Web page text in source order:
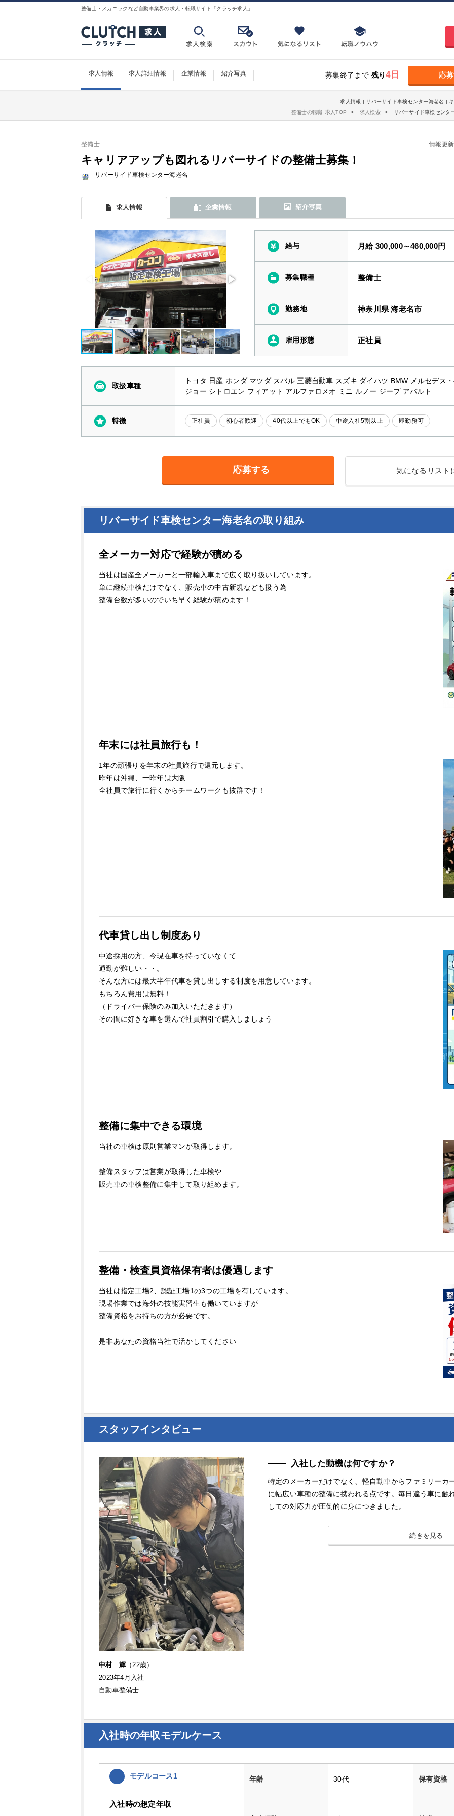
整備士・メカニックなど自動車業界の求人・転職サイト「クラッチ求人」
求人情報 求人詳細情報 企業情報 紹介写真 応
募集終了まで 残り4日
求人情報 | リバーサイド車検センター海老名 |
整備士の転職･求人TOP
求人検索 リバーサイド車検センタ
情報更
整備士
キャリアアップも図れるリバーサイドの整備士募集！
リバーサイド車検センター海老名
給与 月給 300,000～460,000円
募集職種 整備士
勤務地 神奈川県 海老名市
雇用形態 正社員
取扱車種
トヨタ 日産 ホンダ マツダ スバル 三菱自動車 スズキ ダイハツ BMW メルセデス
ジョー シトロエン フィアット アルファロメオ ミニ ルノー ジープ アバルト
特徴 正社員 初心者歓迎 40代以上でもOK 中途入社5割以上 即勤務可
応募する 気になるリスト
リバーサイド車検センター海老名の取り組み
全メーカー対応で経験が積める
当社は国産全メーカーと一部輸入車まで広く取り扱いしています。
単に継続車検だけでなく、販売車の中古新規なども扱う為
整備台数が多いのでいち早く経験が積めます！
年末には社員旅行も！
1年の頑張りを年末の社員旅行で還元します。
昨年は沖縄、一昨年は大阪
全社員で旅行に行くからチームワークも抜群です！
代車貸し出し制度あり
中途採用の方、今現在車を持っていなくて
通勤が難しい・・。
そんな方には最大半年代車を貸し出しする制度を用意しています。
もちろん費用は無料！
（ドライバー保険のみ加入いただきます）
その間に好きな車を選んで社員割引で購入しましょう
整備に集中できる環境
当社の車検は原則営業マンが取得します。
整備スタッフは営業が取得した車検や
販売車の車検整備に集中して取り組めます。
整備・検査員資格保有者は優遇します
当社は指定工場2、認証工場1の3つの工場を有しています。
現場作業では海外の技能実習生も働いていますが
整備資格をお持ちの方が必要です。
是非あなたの資格当社で活かしてください
スタッフインタビュー
中村 輝 （22歳）
2023年4月入社
自動車整備士
入社した動機は何ですか？
特定のメーカーだけでなく、軽自動車からファミリーカ
に幅広い車種の整備に携われる点です。毎日違う車に触
しての対応力が圧倒的に身につきました。
続きを見る
入社時の年収モデルケース
モデルコース1
入社時の想定年収
年齢 30代 保有資格